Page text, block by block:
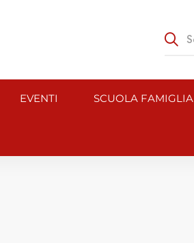
EVENTI SCUOLA FAMIGLIA